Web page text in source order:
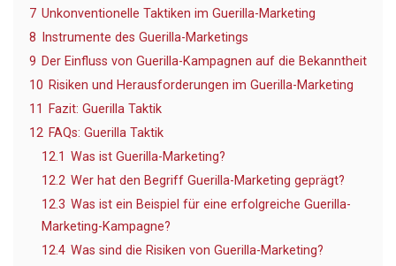
7 Unkonventionelle Taktiken im Guerilla-Marketing
8
Instrumente des Guerilla-Marketings
9 Der Einfluss von Guerilla-Kampagnen auf die Bekanntheit
10 Risiken und Herausforderungen im Guerilla-Marketing
11
Fazit: Guerilla Taktik
12 FAQs: Guerilla Taktik
12.1 Was ist Guerilla-Marketing?
12.2 Wer hat den Begriff Guerilla-Marketing geprägt?
12.3 Was ist ein Beispiel für eine erfolgreiche Guerilla-
Marketing-Kampagne?
12.4 Was sind die Risiken von Guerilla-Marketing?